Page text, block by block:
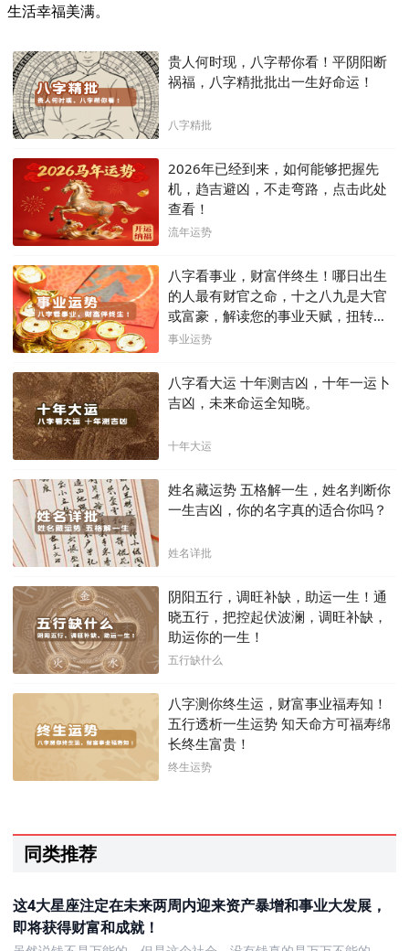
生活幸福美满。
贵人何时现，八字帮你看！平阴阳断
祸福，八字精批批出一生好命运！
八字精批
2026年已经到来，如何能够把握先
机，趋吉避凶，不走弯路，点击此处
查看！
流年运势
八字看事业，财富伴终生！哪日出生
的人最有财官之命，十之八九是大官
或富豪，解读您的事业天赋，扭转当
下不利困局！！
事业运势
八字看大运 十年测吉凶，十年一运卜
吉凶，未来命运全知晓。
十年大运
姓名藏运势 五格解一生，姓名判断你
一生吉凶，你的名字真的适合你吗？
姓名详批
阴阳五行，调旺补缺，助运一生！通
晓五行，把控起伏波澜，调旺补缺，
助运你的一生！
五行缺什么
八字测你终生运，财富事业福寿知！
五行透析一生运势 知天命方可福寿绵
长终生富贵！
终生运势
同类推荐
这4大星座注定在未来两周内迎来资产暴增和事业大发展，
即将获得财富和成就！